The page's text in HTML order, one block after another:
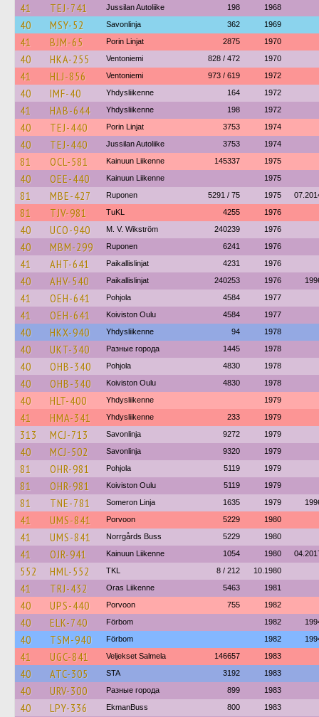
41 TEJ-741 Jussilan Autoliike 198 1968
40 MSY-52 Savonlinja 362 1969
41 BJM-65 Porin Linjat 2875 1970
40 HKA-255 Ventoniemi 828 / 472 1970
41 HLJ-856 Ventoniemi 973 / 619 1972
40 IMF-40 Yhdysliikenne 164 1972
41 HAB-644 Yhdysliikenne 198 1972
40 TEJ-440 Porin Linjat 3753 1974
40 TEJ-440 Jussilan Autoliike 3753 1974
81 OCL-581 Kainuun Liikenne 145337 1975
40 OEE-440 Kainuun Liikenne 1975
81 MBE-427 Ruponen 5291 / 75 1975
81 TJV-981 TuKL 4255 1976
40 UCO-940 M. V. Wikström 240239 1976
40 MBM-299 Ruponen 6241 1976
41 AHT-641 Paikallislinjat 4231 1976
40 AHV-540 Paikallislinjat 240253 1976
41 OEH-641 Pohjola 4584 1977
41 OEH-641 Koiviston Oulu 4584 1977
40 HKX-940 Yhdysliikenne 94 1978
40 UKT-340 Разные города 1445 1978
40 OHB-340 Pohjola 4830 1978
40 OHB-340 Koiviston Oulu 4830 1978
40 HLT-400 Yhdysliikenne 1979
41 HMA-341 Yhdysliikenne 233 1979
313 MCJ-713 Savonlinja 9272 1979
40 MCJ-502 Savonlinja 9320 1979
81 OHR-981 Pohjola 5119 1979
81 OHR-981 Koiviston Oulu 5119 1979
81 TNE-781 Someron Linja 1635 1979
41 UMS-841 Porvoon 5229 1980
41 UMS-841 Norrgårds Buss 5229 1980
41 OJR-941 Kainuun Liikenne 1054 1980
552 HML-552 TKL 8 / 212 10.1980
41 TRJ-432 Oras Liikenne 5463 1981
40 UPS-440 Porvoon 755 1982
40 ELK-740 Förbom 1982
40 TSM-940 Förbom 1982
41 UGC-841 Veljekset Salmela 146657 1983
40 ATC-305 STA 3192 1983
40 URV-300 Разные города 899 1983
40 LPY-336 EkmanBuss 800 1983